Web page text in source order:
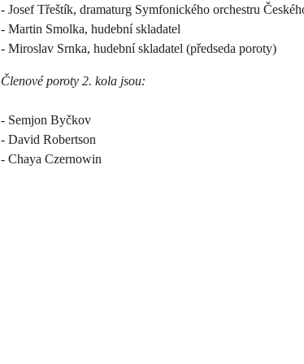
- Josef Třeštík, dramaturg Symfonického orchestru
- Martin Smolka, hudební skladatel
- Miroslav Srnka, hudební skladatel (předseda poroty)
Členové poroty 2. kola jsou:
- Semjon Byčkov
- David Robertson
- Chaya Czernowin